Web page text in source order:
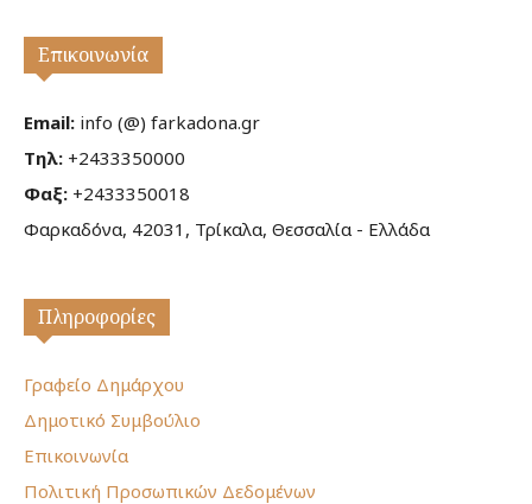
Επικοινωνία
Email: info (@) farkadona.gr
Τηλ: +2433350000
Φαξ: +2433350018
Φαρκαδόνα, 42031, Τρίκαλα, Θεσσαλία - Ελλάδα
Πληροφορίες
Γραφείο Δημάρχου
Δημοτικό Συμβούλιο
Επικοινωνία
Πολιτική Προσωπικών Δεδομένων